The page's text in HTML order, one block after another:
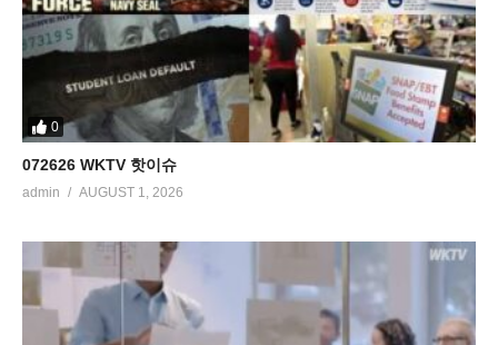
0
072626 WKTV 핫이슈
admin AUGUST 1, 2026